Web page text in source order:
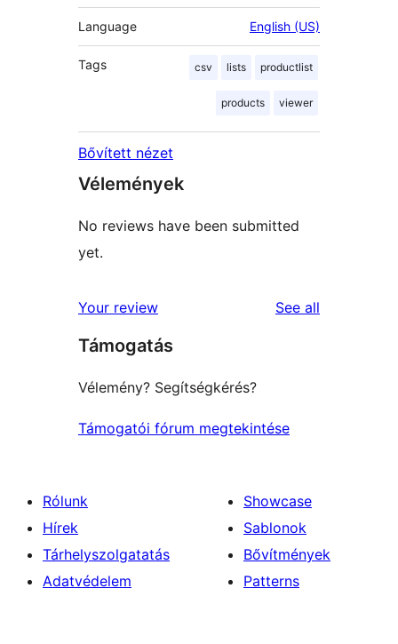
Language English (US)
Tags csv lists productlist
products viewer
Bővített nézet
Vélemények
No reviews have been submitted
yet.
Your review See all
Támogatás
Vélemény? Segítségkérés?
Támogatói fórum megtekintése
Rólunk
Hírek
Tárhelyszolgatatás
Adatvédelem
Showcase
Sablonok
Bővítmények
Patterns